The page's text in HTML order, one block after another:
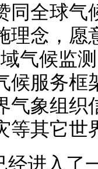
同全球气
理念，愿
气候监
候服务框
气象组织
等其它世
经进入了